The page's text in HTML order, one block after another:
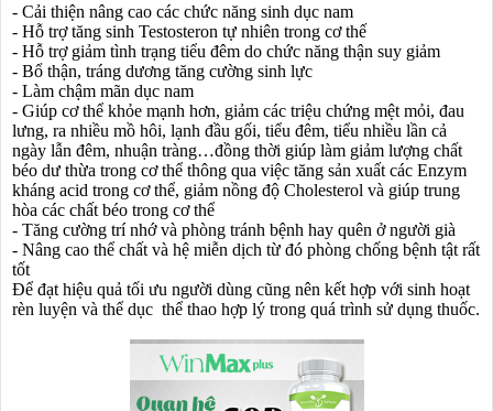
- Cải thiện nâng cao các chức năng sinh dục nam
- Hỗ trợ tăng sinh Testosteron tự nhiên trong cơ thế
- Hỗ trợ giảm tình trạng tiểu đêm do chức năng thận suy giảm
- Bổ thận, tráng dương tăng cường sinh lực
- Làm chậm mãn dục nam
- Giúp cơ thể khỏe mạnh hơn, giảm các triệu chứng mệt mỏi, đau
lưng, ra nhiều mồ hôi, lạnh đầu gối, tiểu đêm, tiểu nhiều lần cả
ngày lẫn đêm, nhuận tràng…đồng thời giúp làm giảm lượng chất
béo dư thừa trong cơ thể thông qua việc tăng sản xuất các Enzym
kháng acid trong cơ thể, giảm nồng độ Cholesterol và giúp trung
hòa các chất béo trong cơ thể
- Tăng cường trí nhớ và phòng tránh bệnh hay quên ở người già
- Nâng cao thể chất và hệ miễn dịch từ đó phòng chống bệnh tật rất
tốt
Để đạt hiệu quả tối ưu người dùng cũng nên kết hợp với sinh hoạt
rèn luyện và thể dục thể thao hợp lý trong quá trình sử dụng thuốc.